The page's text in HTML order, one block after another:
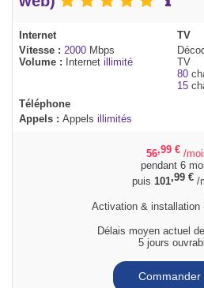
Internet
Vitesse : 2000 Mbps
Volume :
Internet illimité
TV
TV
80
15
Téléphone
Appels : Appels illimités
56,99 € /
pendant 6
puis 101,99 € /
Activation & installation
Délais moyen actuel
5 jours
Commander